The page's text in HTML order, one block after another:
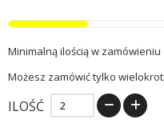
Minimalną ilością w
Możesz zamówić tylko
ILOŚĆ